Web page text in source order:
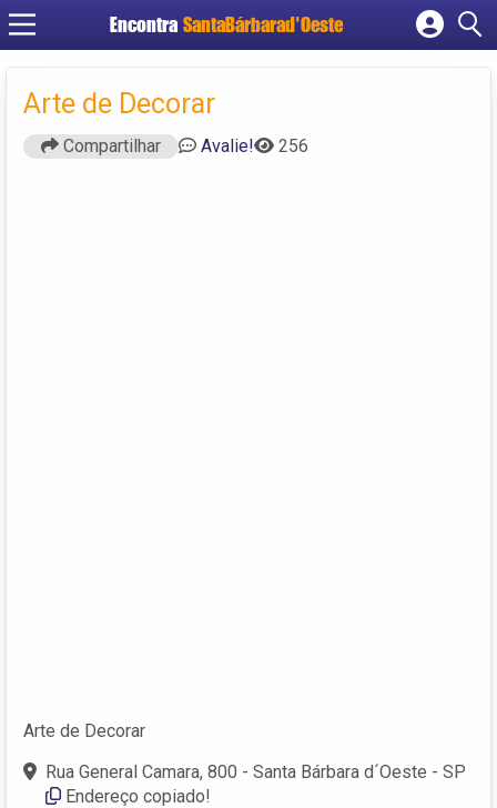
Encontra SantaBárbarad'Oeste
Cadastrar empresa
Arte de Decorar
Compartilhar Avalie! 256
Arte de Decorar
Rua General Camara, 800 - Santa Bárbara d´Oeste - SP
Endereço copiado!